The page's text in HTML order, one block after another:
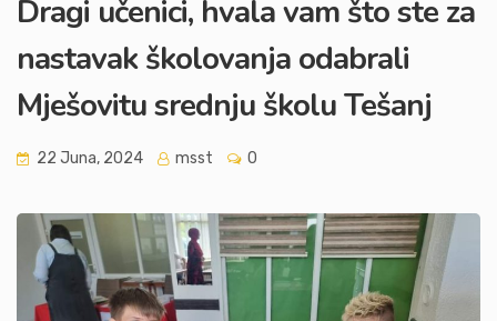
Dragi učenici, hvala vam što ste za
nastavak školovanja odabrali
Mješovitu srednju školu Tešanj
22 Juna, 2024 msst 0